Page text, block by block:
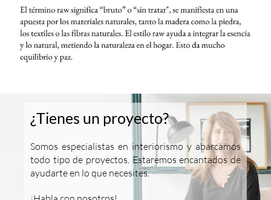
¿Tienes un proyecto?
Somos especialistas en interiorismo y abarcamos
todo tipo de proyectos. Estaremos encantados de
ayudarte en lo que necesites.